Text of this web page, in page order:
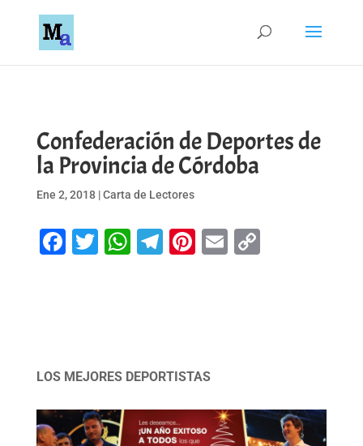
Confederación de Deportes de
la Provincia de Córdoba
Ene 2, 2018|Carta de Lectores
Facebook
Twitter
WhatsApp
Telegram
Pinterest
EmailCopy
LOS MEJORES DEPORTISTAS